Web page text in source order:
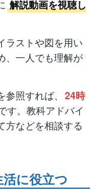
解説動画を視聴し
ラストや図を用い
、一人でも理解が
照すれば、 24時
す。教科アドバイ
方などを相談する
に役立つ